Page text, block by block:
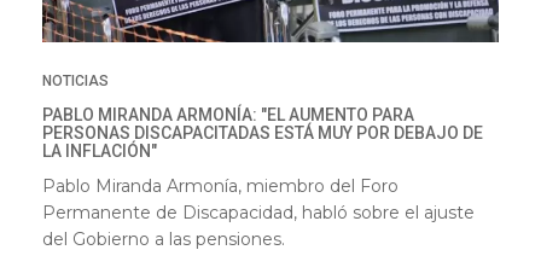
NOTICIAS
PABLO MIRANDA ARMONÍA: "EL AUMENTO PARA
PERSONAS DISCAPACITADAS ESTÁ MUY POR DEBAJO DE
LA INFLACIÓN"
Pablo Miranda Armonía, miembro del Foro
Permanente de Discapacidad, habló sobre el ajuste
del Gobierno a las pensiones.